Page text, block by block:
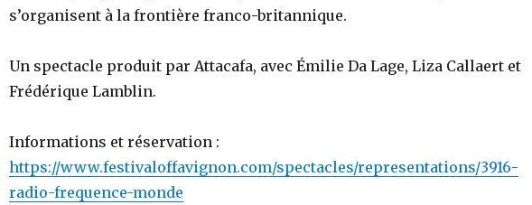
s’organisent à la frontière franco-britannique.
Un spectacle produit par Attacafa, avec Émilie Da Lage, Liza Callaert et
Frédérique Lamblin.
Informations et réservation :
https://www.festivaloffavignon.com/spectacles/representations/3916-
radio-frequence-monde